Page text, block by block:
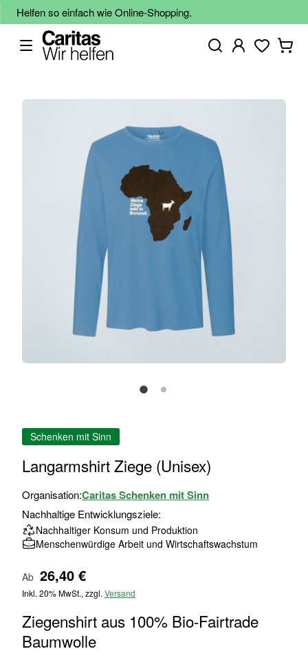
Helfen so einfach wie Online-Shopping.
Anfang
der
Bildgalerie
springen
Schenken mit Sinn
Langarmshirt Ziege (Unisex)
Organisation:Caritas Schenken mit Sinn
Nachhaltige Entwicklungsziele:
Nachhaltiger Konsum und Produktion
Menschenwürdige Arbeit und Wirtschaftswachstum
Ab 26,40 €
Inkl. 20% MwSt., zzgl. Versand
Ziegenshirt aus 100% Bio-Fairtrade
Baumwolle